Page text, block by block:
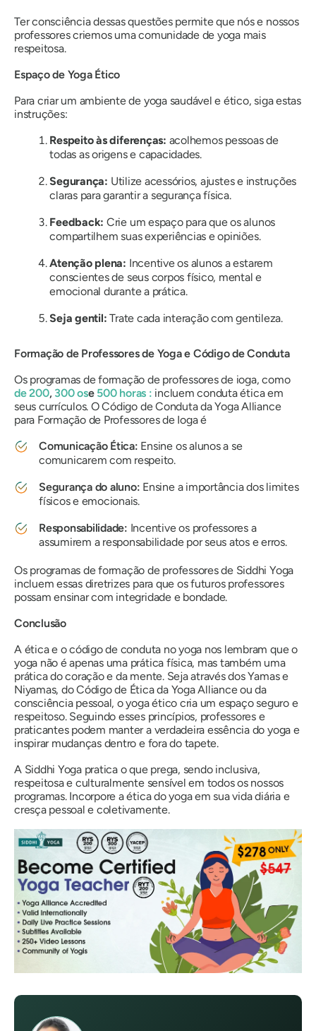
Ter consciência dessas questões permite que nós e nossos
professores criemos uma comunidade de yoga mais
respeitosa.
Espaço de Yoga Ético
Para criar um ambiente de yoga saudável e ético, siga estas
instruções:
Respeito às diferenças: acolhemos pessoas de
todas as origens e capacidades.
Segurança: Utilize acessórios, ajustes e instruções
claras para garantir a segurança física.
Feedback: Crie um espaço para que os alunos
compartilhem suas experiências e opiniões.
Atenção plena: Incentive os alunos a estarem
conscientes de seus corpos físico, mental e
emocional durante a prática.
Seja gentil: Trate cada interação com gentileza.
Formação de Professores de Yoga e Código de Conduta
Os programas de formação de professores de ioga, como
de 200, 300ose 500 horas : incluem conduta ética em
seus currículos. O Código de Conduta da Yoga Alliance
para Formação de Professores de Ioga é
Comunicação Ética: Ensine os alunos a se
comunicarem com respeito.
Segurança do aluno: Ensine a importância dos limites
físicos e emocionais.
Responsabilidade: Incentive os professores a
assumirem a responsabilidade por seus atos e erros.
Os programas de formação de professores de Siddhi Yoga
incluem essas diretrizes para que os futuros professores
possam ensinar com integridade e bondade.
Conclusão
A ética e o código de conduta no yoga nos lembram que o
yoga não é apenas uma prática física, mas também uma
prática do coração e da mente. Seja através dos Yamas e
Niyamas, do Código de Ética da Yoga Alliance ou da
consciência pessoal, o yoga ético cria um espaço seguro e
respeitoso. Seguindo esses princípios, professores e
praticantes podem manter a verdadeira essência do yoga e
inspirar mudanças dentro e fora do tapete.
A Siddhi Yoga pratica o que prega, sendo inclusiva,
respeitosa e culturalmente sensível em todos os nossos
programas. Incorpore a ética do yoga em sua vida diária e
cresça pessoal e coletivamente.